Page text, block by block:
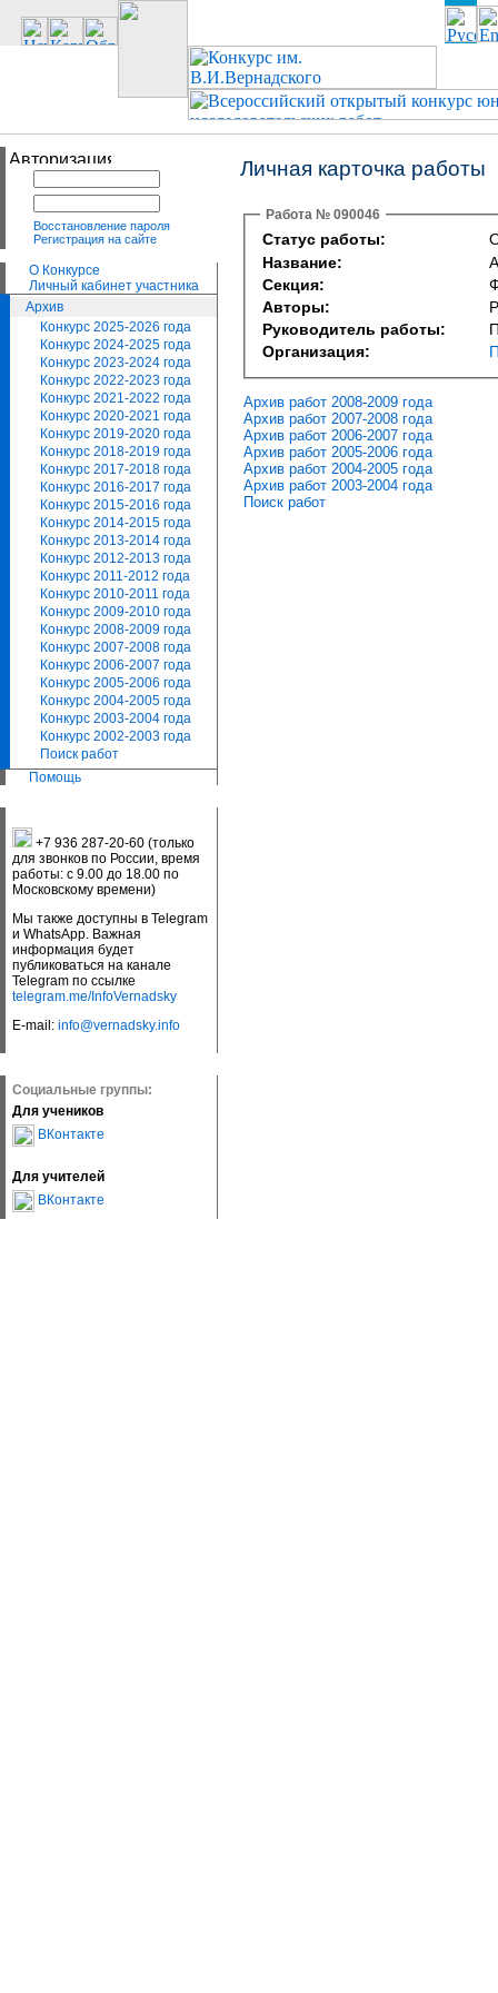
Восстановление пароля
Регистрация на сайте
О Конкурсе
Личный кабинет участника
Архив
Конкурс 2025-2026 года
Конкурс 2024-2025 года
Конкурс 2023-2024 года
Конкурс 2022-2023 года
Конкурс 2021-2022 года
Конкурс 2020-2021 года
Конкурс 2019-2020 года
Конкурс 2018-2019 года
Конкурс 2017-2018 года
Конкурс 2016-2017 года
Конкурс 2015-2016 года
Конкурс 2014-2015 года
Конкурс 2013-2014 года
Конкурс 2012-2013 года
Конкурс 2011-2012 года
Конкурс 2010-2011 года
Конкурс 2009-2010 года
Конкурс 2008-2009 года
Конкурс 2007-2008 года
Конкурс 2006-2007 года
Конкурс 2005-2006 года
Конкурс 2004-2005 года
Конкурс 2003-2004 года
Конкурс 2002-2003 года
Поиск работ
Помощь
+7 936 287-20-60 (только
для звонков по России, время
работы: с 9.00 до 18.00 по
Московскому времени)
Мы также доступны в Telegram
и WhatsApp. Важная
информация будет
публиковаться на канале
Telegram по ссылке
telegram.me/InfoVernadsky
E-mail: info@vernadsky.info
Социальные группы:
Для учеников
ВКонтакте
Для учителей
ВКонтакте
Личная карточка работы
Работа № 090046
Статус работы:
Название:
Секция:
Авторы:
Руководитель работы:
Организация:
Архив работ 2008-2009 года
Архив работ 2007-2008 года
Архив работ 2006-2007 года
Архив работ 2005-2006 года
Архив работ 2004-2005 года
Архив работ 2003-2004 года
Поиск работ